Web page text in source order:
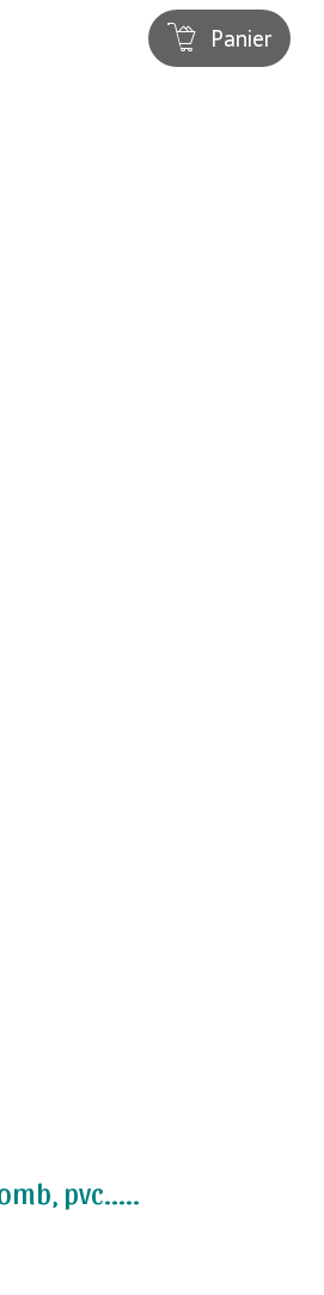
Panier
pvc.....